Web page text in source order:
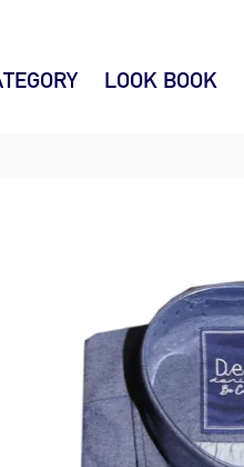
LOOK BOOK